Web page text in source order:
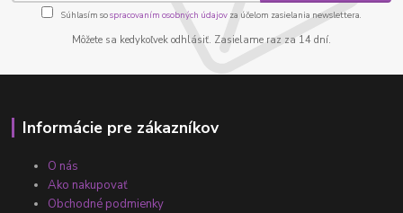
Súhlasím sospracovaním osobných údajov za účelom zasielania newslettera.
Môžete sa kedykoľvek odhlásiť. Zasielame raz za 14 dní.
Informácie pre zákazníkov
O nás
Ako nakupovať
Obchodné podmienky